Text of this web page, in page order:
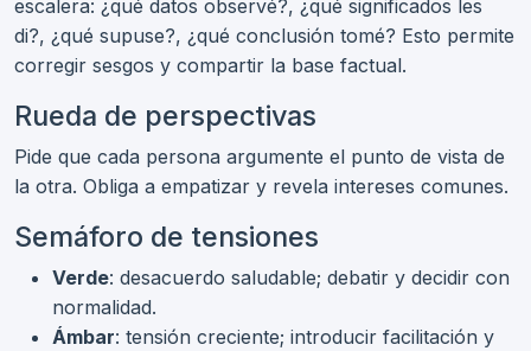
escalera: ¿qué datos observé?, ¿qué significados les
di?, ¿qué supuse?, ¿qué conclusión tomé? Esto permite
corregir sesgos y compartir la base factual.
Rueda de perspectivas
Pide que cada persona argumente el punto de vista de
la otra. Obliga a empatizar y revela intereses comunes.
Semáforo de tensiones
Verde: desacuerdo saludable; debatir y decidir con
normalidad.
Ámbar: tensión creciente; introducir facilitación y